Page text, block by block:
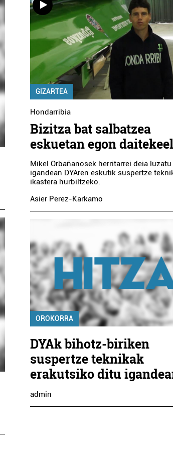
GIZARTEA
Hondarribia
Bizitza bat salbatzea
eskuetan egon
Mikel Orbañanosek herritarrei deia luzatu
igandean DYAren eskutik suspertze
ikastera hurbiltzeko.
Asier Perez-Karkamo
OROKORRA
DYAk bihotz-biriken
suspertze teknikak
erakutsiko ditu
admin